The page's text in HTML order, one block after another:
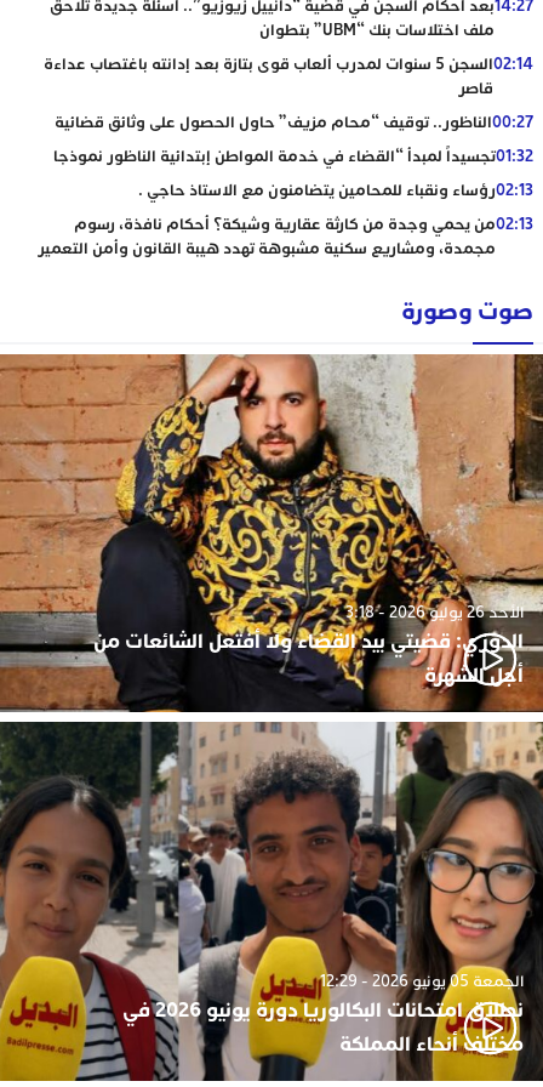
14:27بعد أحكام السجن في قضية “دانييل زيوزيو”.. أسئلة جديدة تلاحق
ملف اختلاسات بنك “UBM” بتطوان
02:14
السجن 5 سنوات لمدرب ألعاب قوى بتازة بعد إدانته باغتصاب عداءة
قاصر
00:27الناظور.. توقيف “محام مزيف” حاول الحصول على وثائق قضائية
01:32تجسيداً لمبدأ “القضاء في خدمة المواطن إبتدائية الناظور نموذجا
02:13رؤساء ونقباء للمحامين يتضامنون مع الاستاذ حاجي .
02:13من يحمي وجدة من كارثة عقارية وشيكة؟ أحكام نافذة، رسوم
مجمدة، ومشاريع سكنية مشبوهة تهدد هيبة القانون وأمن التعمير
صوت وصورة
الأحد 26 يوليو 2026 - 3:18
الدوزي: قضيتي بيد القضاء ولا أفتعل الشائعات من
أجل الشهرة
الجمعة 05 يونيو 2026 - 12:29
نطلاق امتحانات البكالوريا دورة يونيو 2026 في
مختلف أنحاء المملكة